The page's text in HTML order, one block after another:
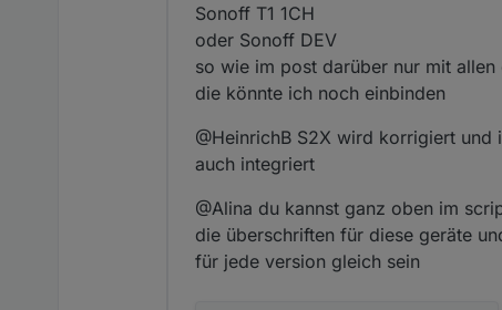
Sonoff T1 1CH
oder Sonoff DEV
so wie im post darüber nur mit
die könnte ich noch einbinden
@HeinrichB S2X wird korrigiert
auch integriert
@Alina du kannst ganz oben im
die überschriften für diese geräte
für jede version gleich sein